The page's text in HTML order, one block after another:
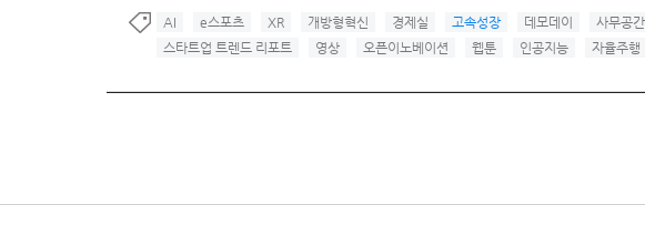
AI e스포츠 XR 개방형혁신 경제실 고속성장 데모데이 사무공간
스타트업 트렌드 리포트
영상 오픈이노베이션 웹툰 인공지능 자율주행